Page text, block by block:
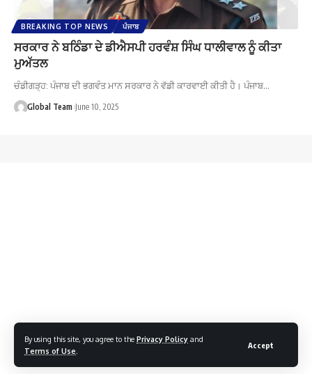
By using this site, you agree to the Privacy Policy and
Terms of Use
Accept
BREAKING TOP NEWS ਪੰਜਾਬ
ਸਰਕਾਰ ਨੇ ਬਠਿੰਡਾ ਦੇ ਡੀਐਸਪੀ ਹਰਵੰਸ਼ ਸਿੰਘ ਧਾਲੀਵਾਲ ਨੂੰ ਕੀਤਾ
ਮੁਅੱਤਲ
ਚੰਡੀਗੜ੍ਹ: ਪੰਜਾਬ ਦੀ ਭਗਵੰਤ ਮਾਨ ਸਰਕਾਰ ਨੇ ਵੱਡੀ ਕਾਰਵਾਈ ਕੀਤੀ ਹੈ। ਪੰਜਾਬ…
Global Team June 10, 2025